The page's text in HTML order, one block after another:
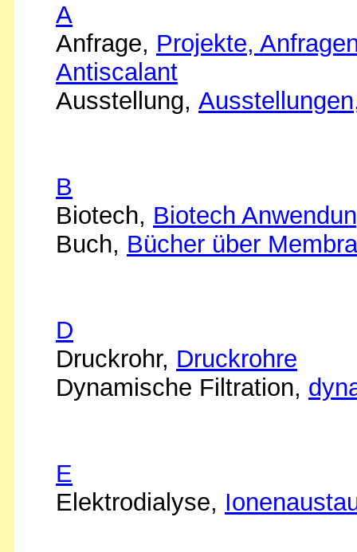
A
Anfrage, Projekte,
Antiscalant
Ausstellung,
B
Biotech, Biotech
Buch, Bücher über
D
Druckrohr, Druckrohre
Dynamische Filtration,
E
Elektrodialyse,